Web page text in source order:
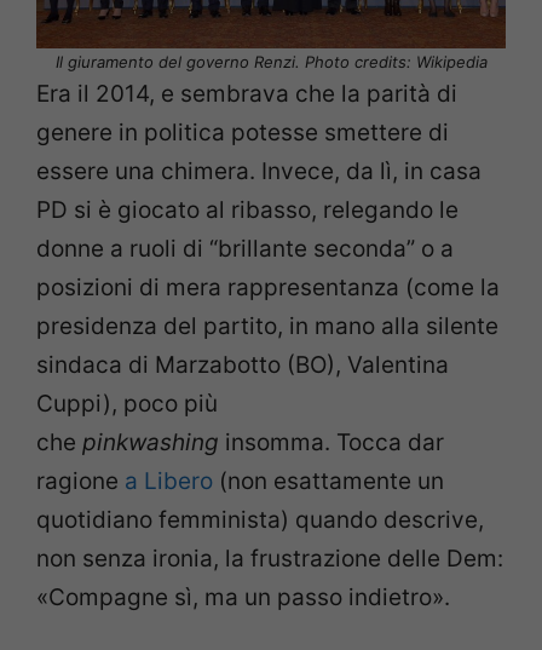
Il giuramento del governo Renzi. Photo credits: Wikipedia
Era il 2014, e sembrava che la parità di
genere in politica potesse smettere di
essere una chimera. Invece, da lì, in casa
PD si è giocato al ribasso, relegando le
donne a ruoli di “brillante seconda” o a
posizioni di mera rappresentanza (come la
presidenza del partito, in mano alla silente
sindaca di Marzabotto (BO), Valentina
Cuppi), poco più
che pinkwashing insomma. Tocca dar
ragione a Libero (non esattamente un
quotidiano femminista) quando descrive,
non senza ironia, la frustrazione delle Dem:
«Compagne sì, ma un passo indietro».